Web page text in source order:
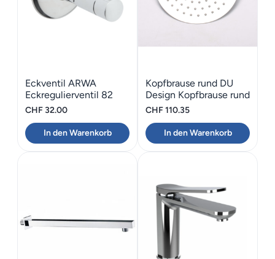
Eckventil ARWA
Eckregulierventil 82
CHF32.00
In den Warenkorb
Kopfbrause rund DU
Design Kopfbrause rund
CHF110.35
In den Warenkorb